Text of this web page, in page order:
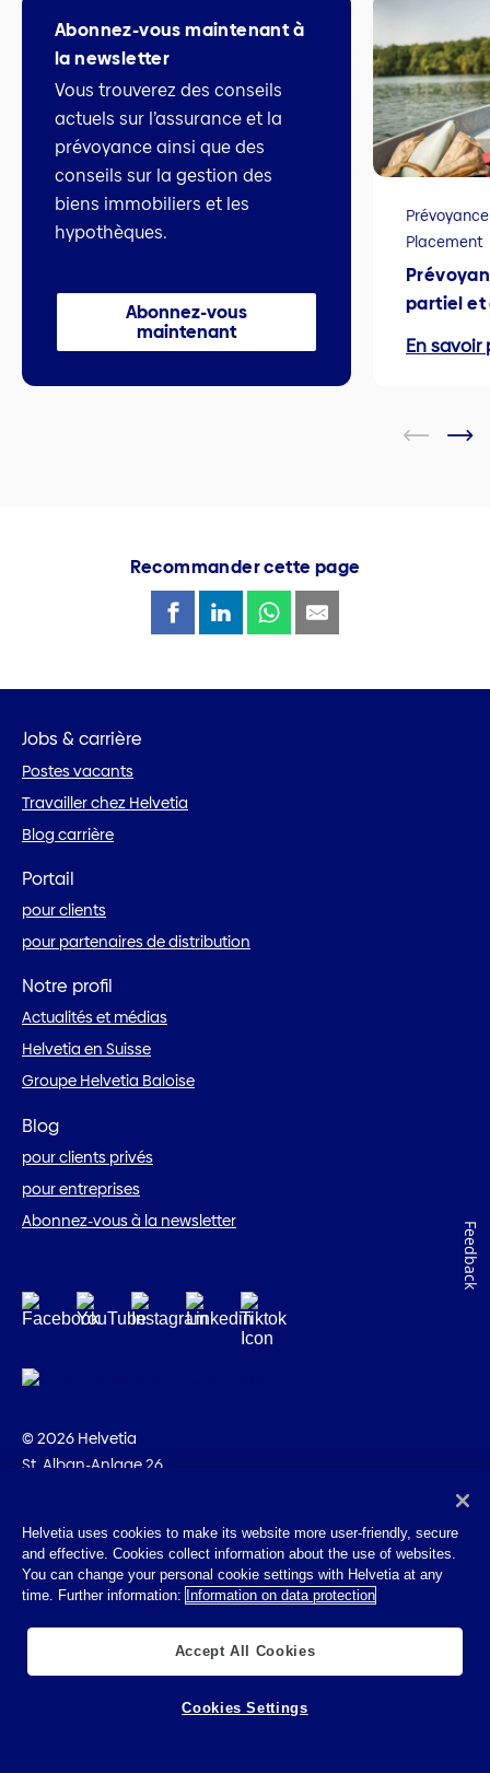
Abonnez-vous maintenant à
la newsletter
Vous trouverez des conseils
actuels sur l’assurance et la
prévoyance ainsi que des
conseils sur la gestion des
biens immobiliers et les
hypothèques.
Abonnez-vous
maintenant
Placement
partiel et
En savoir
Recommander cette page
Jobs & carrière
Postes vacants
Travailler chez Helvetia
Blog carrière
Portail
pour clients
pour partenaires de distribution
Notre profil
Actualités et médias
Helvetia en Suisse
Groupe Helvetia Baloise
Blog
pour clients privés
pour entreprises
Abonnez-vous à la newsletter
© 2026 Helvetia
St. Alban-Anlage 26
Impressum
Indications juridiques
Helvetia uses cookies to make its website more user-friendly, secure
and effective. Cookies collect information about the use of websites.
You can change your personal cookie settings with Helvetia at any
time. Further information: Information on data protection
Accept All Cookies
Cookies Settings
Feedback